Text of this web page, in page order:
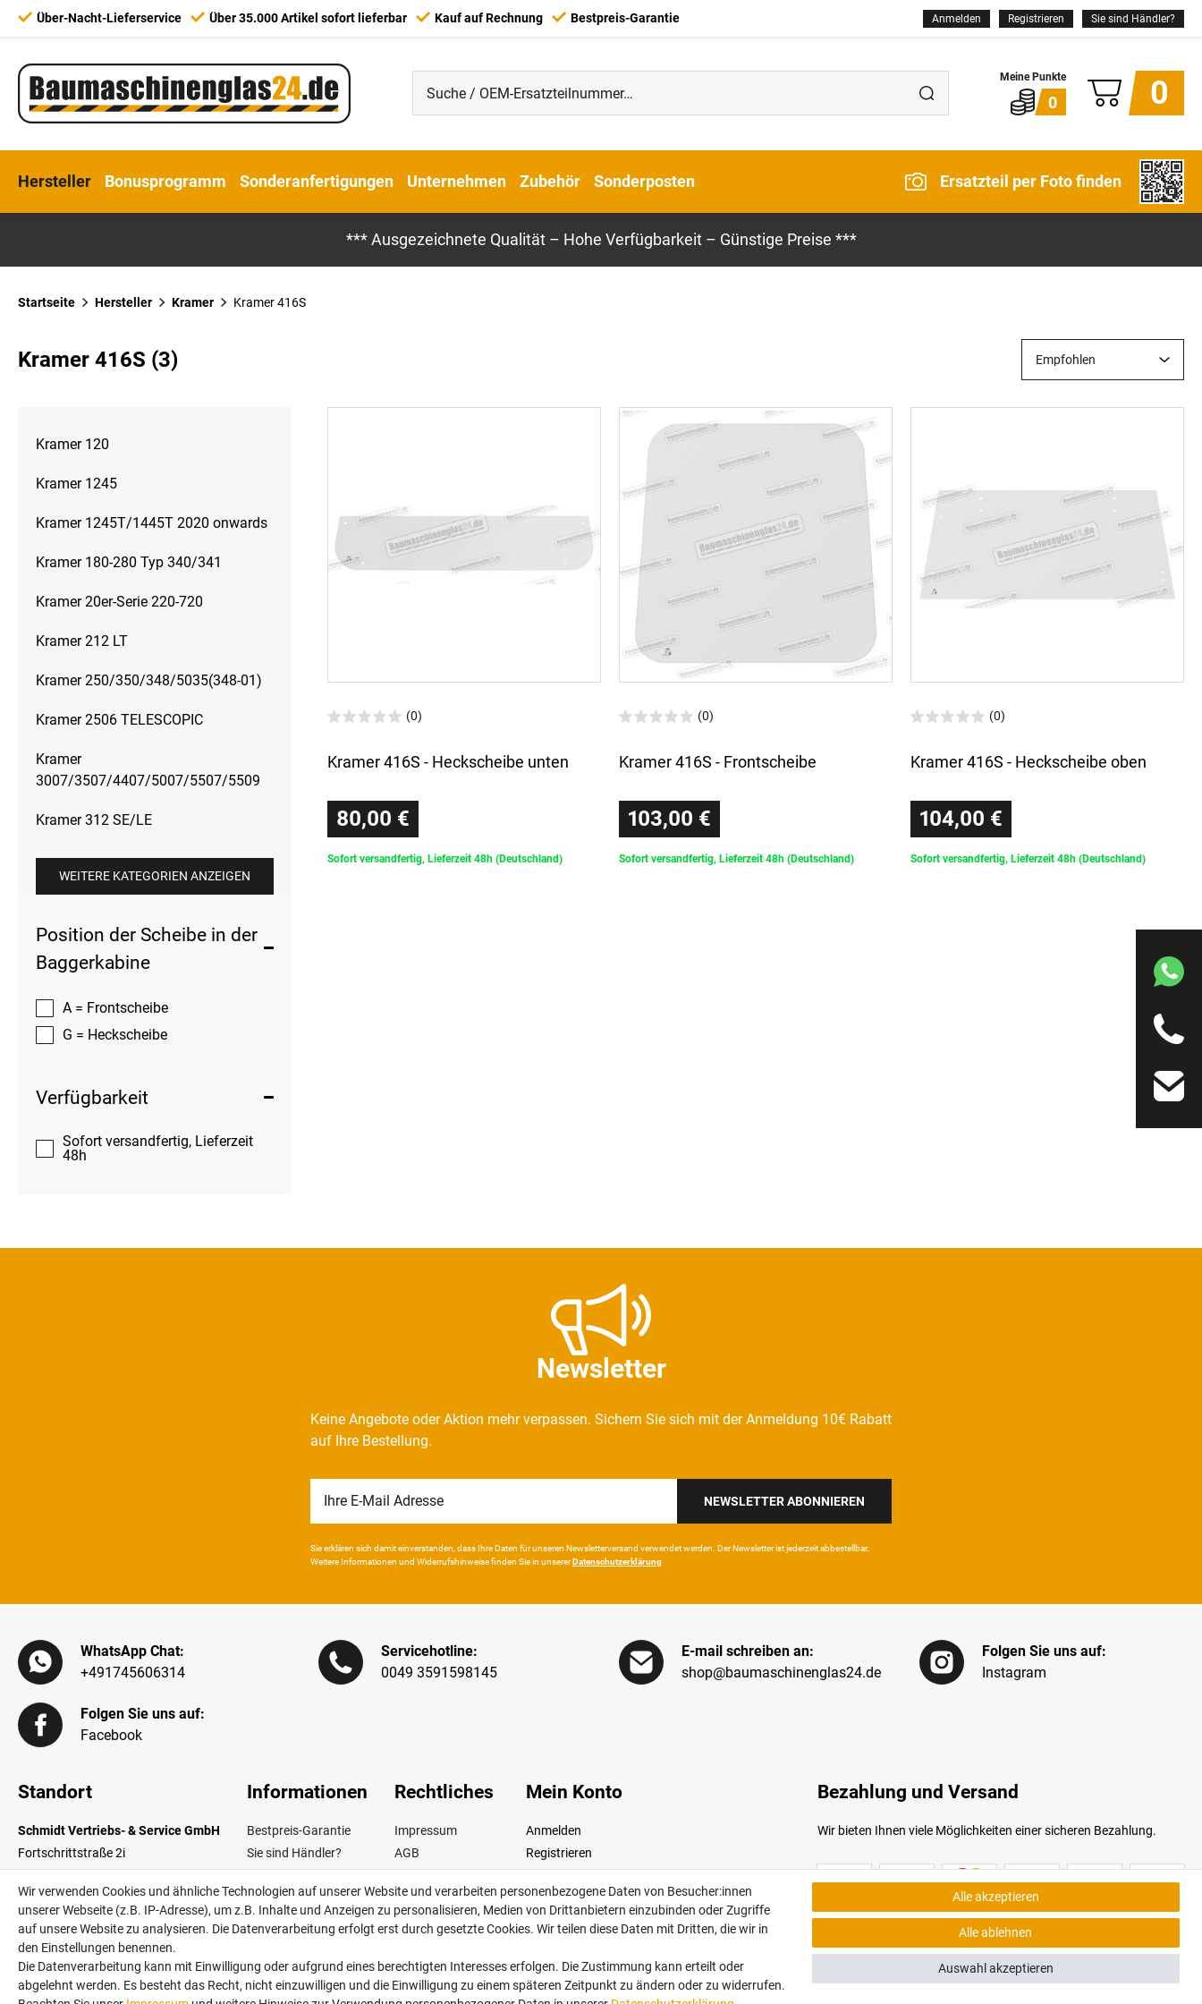
Über-Nacht-Lieferservice Über 35.000 Artikel sofort lieferbar Kauf auf Rechnung Bestpreis-Garantie Anmelden Registrieren Sie sind Händler?
0 0
Hersteller Bonusprogramm Sonderanfertigungen Unternehmen Zubehör Sonderposten Ersatzteil per Foto finden
*** Ausgezeichnete Qualität – Hohe Verfügbarkeit – Günstige Preise ***
Startseite Hersteller Kramer Kramer 416S
Kramer 416S (3)
Kramer 120
Kramer 1245
Kramer 1245T/1445T 2020 onwards
Kramer 180-280 Typ 340/341
Kramer 20er-Serie 220-720
Kramer 212 LT
Kramer 250/350/348/5035(348-01)
Kramer 2506 TELESCOPIC
Kramer
3007/3507/4407/5007/5507/5509
Kramer 312 SE/LE
WEITERE KATEGORIEN ANZEIGEN
Position der Scheibe in der
Baggerkabine
A = Frontscheibe
G = Heckscheibe
Verfügbarkeit
Sofort versandfertig, Lieferzeit
48h
(0)
Kramer 416S - Heckscheibe unten
80,00 €
Sofort versandfertig, Lieferzeit 48h (Deutschland)
(0)
Kramer 416S - Frontscheibe
103,00 €
Sofort versandfertig, Lieferzeit 48h (Deutschland)
(0)
Kramer 416S - Heckscheibe oben
104,00 €
Sofort versandfertig, Lieferzeit 48h (Deutschland)
Newsletter
Keine Angebote oder Aktion mehr verpassen. Sichern Sie sich mit der Anmeldung 10€ Rabatt
auf Ihre Bestellung.
Honig
NEWSLETTER ABONNIEREN
Sie erklären sich damit ein­ver­standen, dass Ihre Da­ten für unseren News­letter­versand ver­wen­det werden. Der News­letter ist jeder­zeit ab­bestel­lbar.
Weitere Infor­mationen und Wider­rufshin­weise finden Sie in unsererDaten­schutz­erklärung
WhatsApp Chat:
+491745606314
Servicehotline:
0049 3591598145
E-mail schreiben an:
shop@baumaschinenglas24.de
Folgen Sie uns auf:
Instagram
Folgen Sie uns auf:
Facebook
Standort
Schmidt Vertriebs- & Service GmbH
Fortschrittstraße 2i
Germany
Informationen
Bestpreis-Garantie
Sie sind Händler?
Lieferinformationen
Rechtliches
Impressum
AGB
Datenschutz
Vertrag widerrufen
Mein Konto
Anmelden
Registrieren
Bezahlung und Versand
Wir bieten Ihnen viele Möglichkeiten einer sicheren Bezahlung.
Alle Preise in Euro und inkl. der gesetzlichen Mehrwertsteuer ggf. zzgl. Versandkosten. Lieferung innerhalb Deutschlands. Änderungen und Irrtümer vorbehalten. Abbildungen ähnlich. Nur solange der Vorrat reicht.
Wir verwenden Cookies und ähnliche Technologien auf unserer Website und verarbeiten personenbezogene Daten von Besucher:innen
unserer Webseite (z.B. IP-Adresse), um z.B. Inhalte und Anzeigen zu personalisieren, Medien von Drittanbietern einzubinden oder Zugriffe
auf unsere Website zu analysieren. Die Datenverarbeitung erfolgt erst durch gesetzte Cookies. Wir teilen diese Daten mit Dritten, die wir in
den Einstellungen benennen.
Die Datenverarbeitung kann mit Einwilligung oder aufgrund eines berechtigten Interesses erfolgen. Die Zustimmung kann erteilt oder
abgelehnt werden. Es besteht das Recht, nicht einzuwilligen und die Einwilligung zu einem späteren Zeitpunkt zu ändern oder zu widerrufen.
Alle akzeptieren
Alle ablehnen
Auswahl akzeptieren